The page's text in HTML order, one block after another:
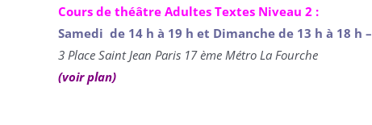
Cours de théâtre Adultes Textes Niveau 2 :
Samedi de 14 h à 19 h et Dimanche de 13 h à 18 h –
3 Place Saint Jean Paris 17 ème Métro La Fourche
(voir plan)